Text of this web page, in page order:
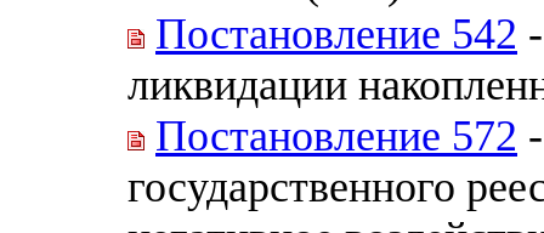
Постановление 542
ликвидации
Постановление 572
государственного